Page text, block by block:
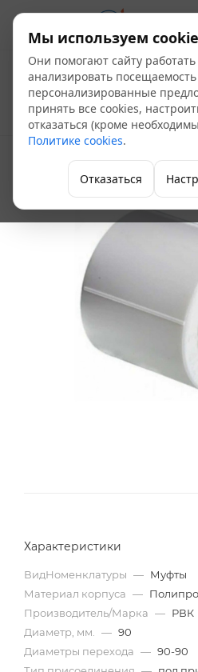
Муфта ПП Д
Полипропиленовые фитинги
Характеристики
ВидНоменклатуры — Муфты
Материал корпуса —
Производитель/Марка — РВК
Диаметр, мм.
— 90
Диаметры перехода — 90-90
Мы используем
Они помогают сайту работать
анализировать
персонализированные
принять все cookies,
отказаться (кроме
Политике cookies.
Отказаться